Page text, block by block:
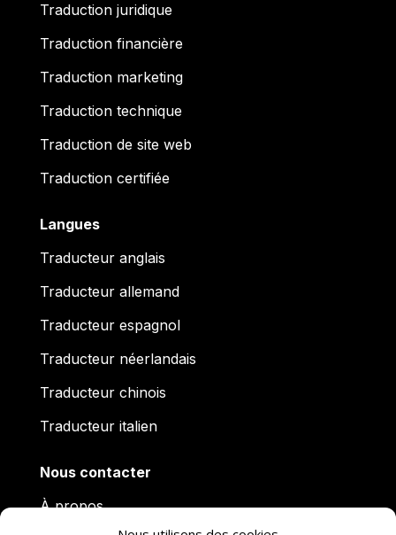
Traduction juridique
Traduction financière
Traduction marketing
Traduction technique
Traduction de site web
Traduction certifiée
Langues
Traducteur anglais
Traducteur allemand
Traducteur espagnol
Traducteur néerlandais
Traducteur chinois
Traducteur italien
Nous contacter
À propos